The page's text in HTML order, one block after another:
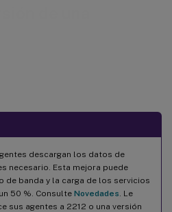
descargan los datos de
necesario. Esta mejora puede
de banda y la carga de los servicios
50 %. Consulte Novedades . Le
sus agentes a 2212 o una versión